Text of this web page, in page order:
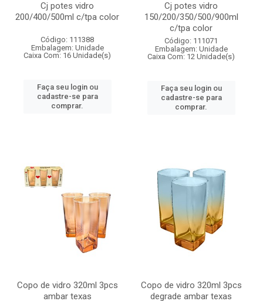
Cj potes vidro
200/400/500ml c/tpa color
Código: 111388
Embalagem: Unidade
Caixa Com: 16 Unidade(s)
Faça seu login ou
cadastre-se para
comprar.
Cj potes vidro
150/200/350/500/900ml
c/tpa color
Código: 111071
Embalagem: Unidade
Caixa Com: 12 Unidade(s)
Faça seu login ou
cadastre-se para
comprar.
Copo de vidro 320ml 3pcs
ambar texas
Copo de vidro 320ml 3pcs
degrade ambar texas